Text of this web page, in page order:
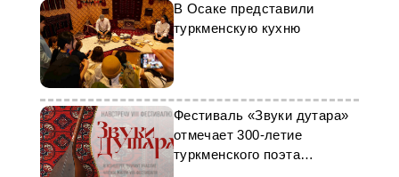
В Осаке представили
туркменскую кухню
Фестиваль «Звуки дутара»
отмечает 300-летие
туркменского поэта